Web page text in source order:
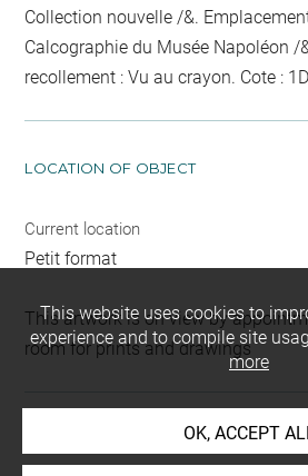
Collection nouvelle /&.
Calcographie du Musée Napoléon /
recollement :Vu au crayon. Cote :
LOCATION OF OBJECT
Current location
Petit format
This artwork is on view by
room for prints and drawings
This website uses cookies to
experience and to compile site
more
OK, ACCEPT